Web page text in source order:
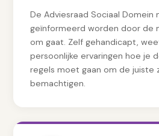
De Adviesraad Sociaal
geïnformeerd worden door de
om gaat. Zelf gehandicapt,
persoonlijke ervaringen hoe je
regels moet gaan om de juiste
bemachtigen.